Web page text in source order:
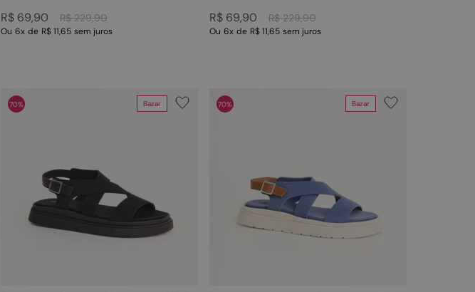
R$ 229,90
R$ 69,90
Ou 6x de R$ 11,65 sem juros
R$ 229,90
R$ 69,90
Ou 6x de R$ 11,65 sem juros
Bazar
70% Bazar
70%